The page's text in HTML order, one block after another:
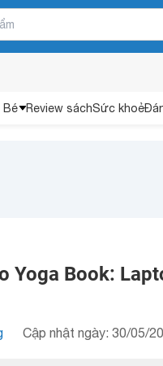
Bé Review sáchSức khoẻ
Yoga Book:
Cập nhật ngày: 30/05/